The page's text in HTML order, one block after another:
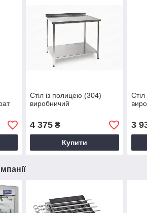
Стіл із полицею (304)
виробничий
4 375₴
Купити
3